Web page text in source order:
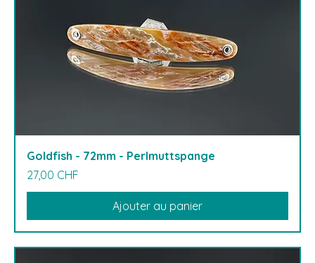
Goldfish - 72mm - Perlmuttspange
Prix
27,00 CHF
Ajouter au panier